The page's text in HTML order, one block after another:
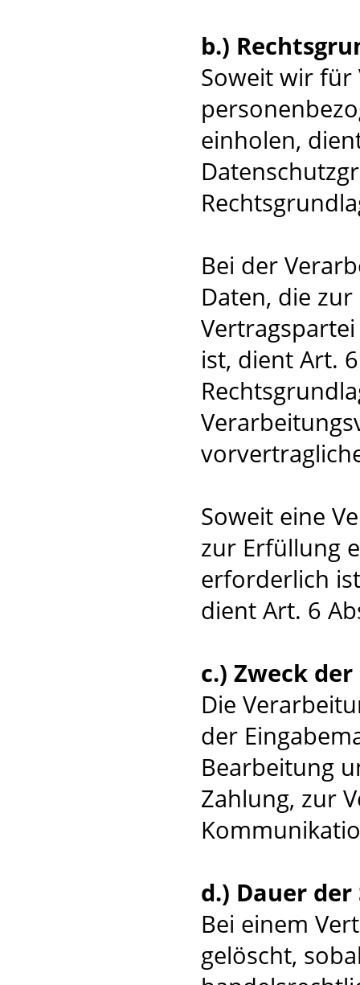
b.)
Soweit wir für
einholen,
Bei der
Daten, die
ist, dient Art.
Soweit eine
zur Erfüllung
erforderlich
dient Art. 6
c.) Zweck
Die
der
Bearbeitung
Zahlung, zur
d.) Dauer
Bei einem
gelöscht,